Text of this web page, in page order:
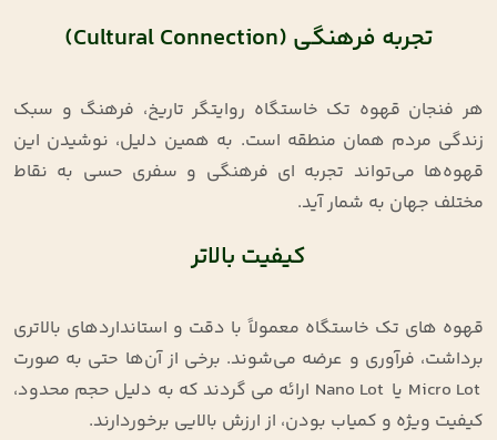
تجربه فرهنگی (Cultural Connection)
هر فنجان قهوه تک‌ خاستگاه روایتگر تاریخ، فرهنگ و سبک
زندگی مردم همان منطقه است. به همین دلیل، نوشیدن این
قهوه‌ها می‌تواند تجربه ‌ای فرهنگی و سفری حسی به نقاط
مختلف جهان به شمار آید.
کیفیت بالاتر
قهوه‌ های تک‌ خاستگاه معمولاً با دقت و استانداردهای بالاتری
برداشت، فرآوری و عرضه می‌شوند. برخی از آن‌ها حتی به‌ صورت
Micro Lot یا Nano Lot ارائه می ‌گردند که به دلیل حجم محدود،
کیفیت ویژه و کمیاب بودن، از ارزش بالایی برخوردارند.